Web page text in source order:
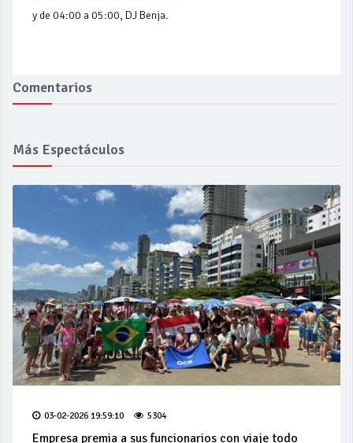
y de 04:00 a 05:00, DJ Benja.
Comentarios
Más Espectáculos
03-02-2026 19:59:10 5304
Empresa premia a sus funcionarios con viaje todo